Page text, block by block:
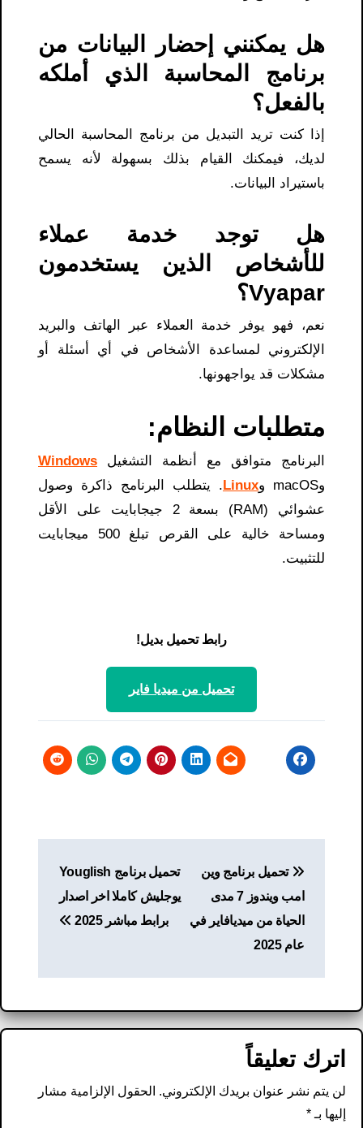
هل يمكنني إحضار البيانات من
برنامج المحاسبة الذي أملكه
بالفعل؟
إذا كنت تريد التبديل من برنامج المحاسبة الحالي
لديك، فيمكنك القيام بذلك بسهولة لأنه يسمح
باستيراد البيانات.
هل توجد خدمة عملاء
للأشخاص الذين يستخدمون
Vyapar؟
نعم، فهو يوفر خدمة العملاء عبر الهاتف والبريد
الإلكتروني لمساعدة الأشخاص في أي أسئلة أو
مشكلات قد يواجهونها.
متطلبات النظام:
البرنامج متوافق مع أنظمة التشغيل Windows
وmacOS و
Linux. يتطلب البرنامج ذاكرة وصول
عشوائي (RAM) بسعة 2 جيجابايت على الأقل
ومساحة خالية على القرص تبلغ 500 ميجابايت
للتثبيت.
رابط تحميل بديل!
تحميل من ميديا ​​فاير
المقالات
تحميل برنامج وين
امب ويندوز 7 مدى
الحياة من ميديافاير في
عام 2025
تحميل برنامج Youglish
يوجليش كاملا اخر اصدار
برابط مباشر 2025
اترك تعليقاً
لن يتم نشر عنوان بريدك الإلكتروني. الحقول الإلزامية مشار
إليها بـ*